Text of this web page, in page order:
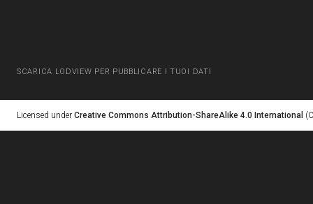
SCARICA LODVIEW PER PUBBLICARE I TUOI DATI
Licensed under Creative Commons Attribution-ShareAlike 4.0 International